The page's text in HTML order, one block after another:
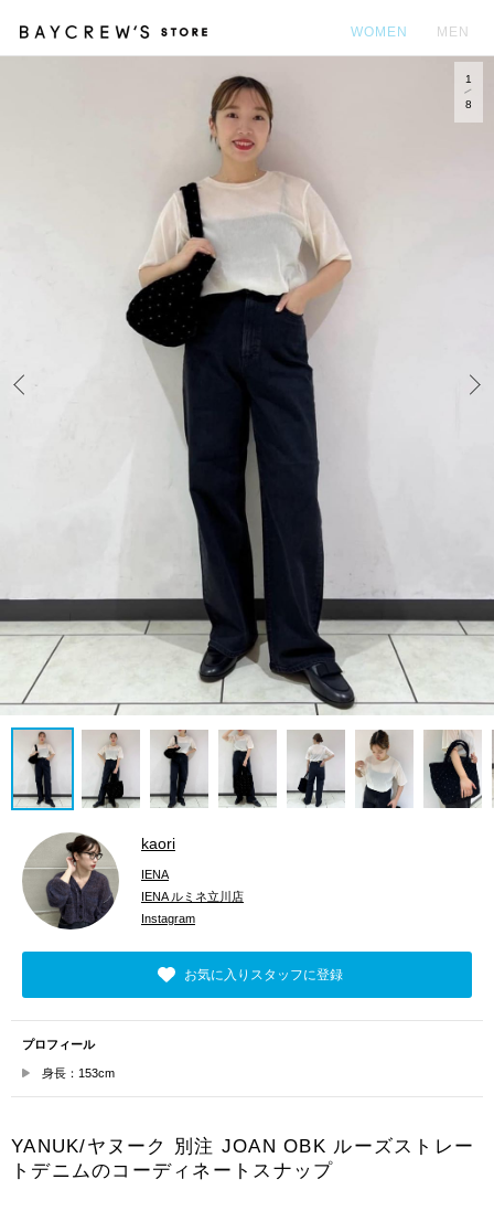
WOMEN MEN
1
8
kaori
IENA
IENA ルミネ立川店
Instagram
お気に入りスタッフに登録
プロフィール
身長：153cm
YANUK/ヤヌーク 別注 JOAN OBK ルーズストレー
トデニムのコーディネートスナップ